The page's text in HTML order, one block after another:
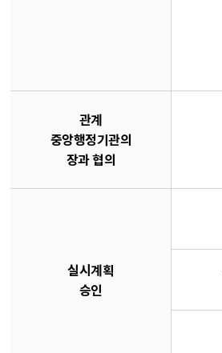
관계
중앙행정기관의
장과 협의
실시계획
승인